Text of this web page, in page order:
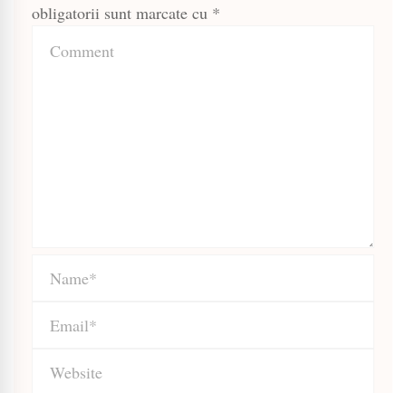
obligatorii sunt marcate cu *